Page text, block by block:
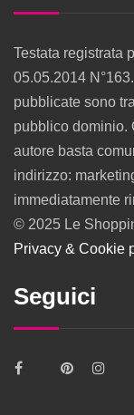
Testata registrata
05.05.2014 N°163.
pubblicate sono
pubblico dominio.
autore basta
indirizzo:
immediatamente
© 2025 Le
Privacy & Cookie
Seguici